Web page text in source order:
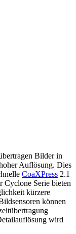
Bilder in
Auflösung. Dies
CoaXPress 2.1
Cyclone Serie bieten
kürzere
können
wird